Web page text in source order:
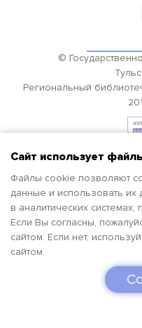
Сайт использует
Файлы cookie позволяют
данные и использовать их
в аналитических
Если Вы согласны,
сайтом. Если нет,
сайтом.
©
Региональный